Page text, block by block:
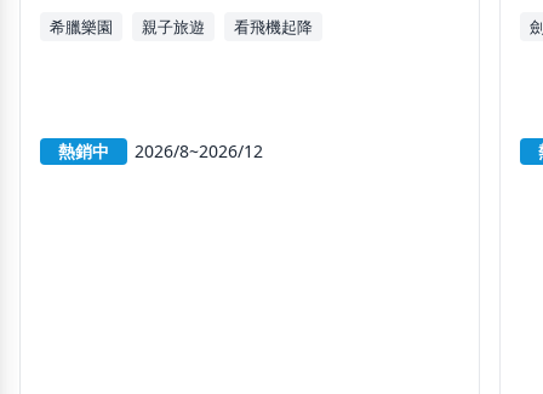
希臘樂園 親子旅遊 看飛機起降
熱銷中 2026/8~2026/12